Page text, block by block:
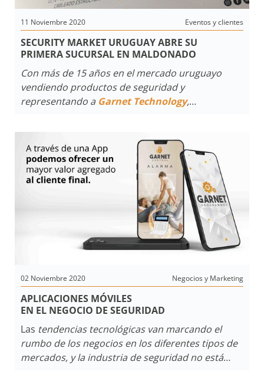
11 Noviembre 2020 Eventos y clientes
SECURITY MARKET URUGUAY ABRE SU
PRIMERA SUCURSAL EN MALDONADO
Con más de 15 años en el mercado uruguayo
vendiendo productos de seguridad y
representando a Garnet Technology,
sucursal en Maldonado.
02 Noviembre 2020 Negocios y Marketing
APLICACIONES MÓVILES
EN EL NEGOCIO DE SEGURIDAD
Las tendencias tecnológicas van marcando el
rumbo de los negocios en los diferentes tipos de
mercados, y la industria de seguridad no está